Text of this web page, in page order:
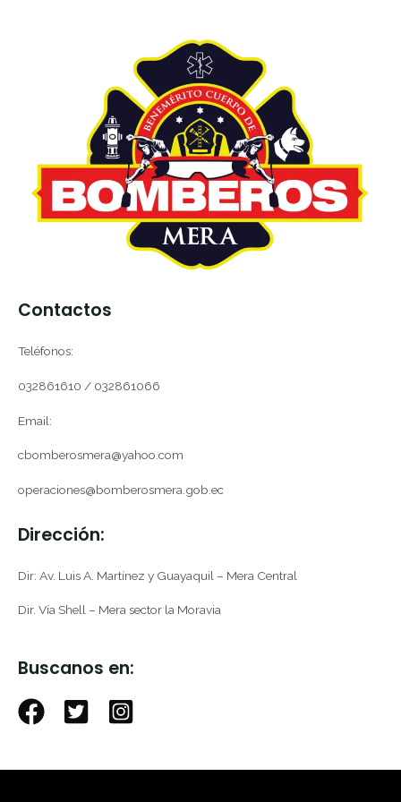
Contactos
Teléfonos:
032861610 / 032861066
Email:
cbomberosmera@yahoo.com
operaciones@bomberosmera.gob.ec
Dirección:
Dir: Av. Luis A. Martínez y Guayaquil – Mera Central
Dir. Vía Shell – Mera sector la Moravia
Buscanos en: